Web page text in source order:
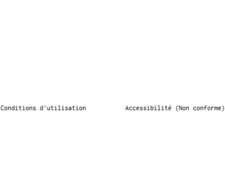
Conditions d’utilisation Accessibilité (Non conforme)